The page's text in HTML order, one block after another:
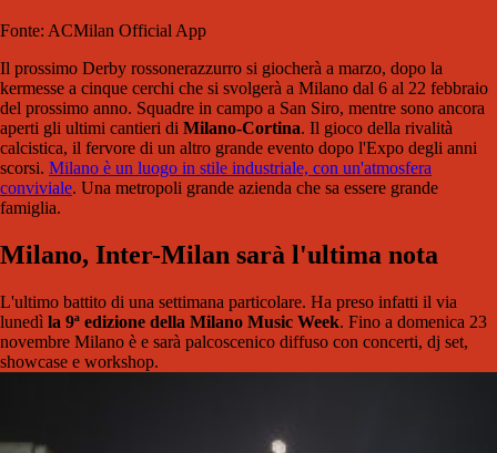
Fonte: ACMilan Official App
Il prossimo Derby rossonerazzurro si giocherà a marzo, dopo la
kermesse a cinque cerchi che si svolgerà a Milano dal 6 al 22 febbraio
del prossimo anno. Squadre in campo a San Siro, mentre sono ancora
aperti gli ultimi cantieri di Milano-Cortina. Il gioco della rivalità
calcistica, il fervore di un altro grande evento dopo l'Expo degli anni
scorsi. Milano è un luogo in stile industriale, con un'atmosfera
conviviale. Una metropoli grande azienda che sa essere grande
famiglia.
Milano, Inter-Milan sarà l'ultima nota
L'ultimo battito di una settimana particolare. Ha preso infatti il via
lunedì la 9ª edizione della Milano Music Week. Fino a domenica 23
novembre Milano è e sarà palcoscenico diffuso con concerti, dj set,
showcase e workshop.